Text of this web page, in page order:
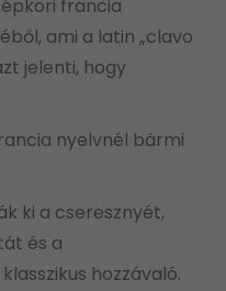
francia
ami a latin „clavo
jelenti, hogy
nyelvnél bármi
ki a cseresznyét,
és a
hozzávaló.